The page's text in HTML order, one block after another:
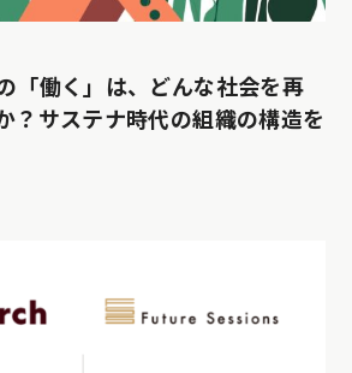
「働く」は、どんな社会を再
？サステナ時代の組織の構造を